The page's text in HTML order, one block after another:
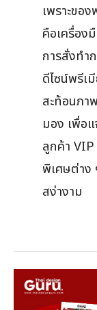
เพราะขอ
คือเครื่อง
การสั่งทำ
ดีไซน์พรีเ
สะท้อนภ
มอง เพื่อ
ลูกค้า
พิเศษต่าง
สง่างาม